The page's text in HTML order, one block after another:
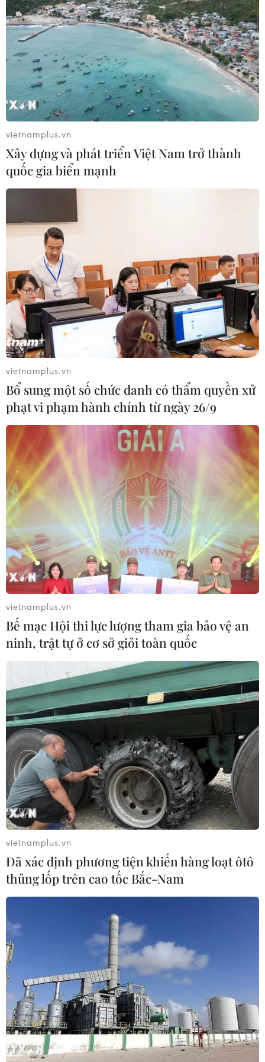
Trung Quốc: E-Town Bắc Kinh
hướng tới trở thành trung tâm AI
toàn cầu năm 2030
08/08/2026 02:11
Cần Thơ thúc đẩy hợp tác du lịch với
đối tác Hàn Quốc
07/08/2026 12:46
vietnamplus.vn
Xây dựng và phát triển Việt Nam trở thành
quốc gia biển mạnh
vietnamplus.vn
Bổ sung một số chức danh có thẩm quyền xử
phạt vi phạm hành chính từ ngày 26/9
vietnamplus.vn
Bế mạc Hội thi lực lượng tham gia bảo vệ an
ninh, trật tự ở cơ sở giỏi toàn quốc
vietnamplus.vn
Đã xác định phương tiện khiến hàng loạt ôtô
thủng lốp trên cao tốc Bắc-Nam